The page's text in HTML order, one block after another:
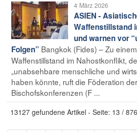
4 März 2026
ASIEN -
Waffenstillstand
und warnen vor
Folgen” Bangkok (Fides) – Zu
Waffenstillstand im Nahostkonflikt,
„unabsehbare menschliche und
haben könnte, ruft die Föderation
Bischofskonferenzen (F ...
13127 gefundene Artikel - Seite: 13 / 876